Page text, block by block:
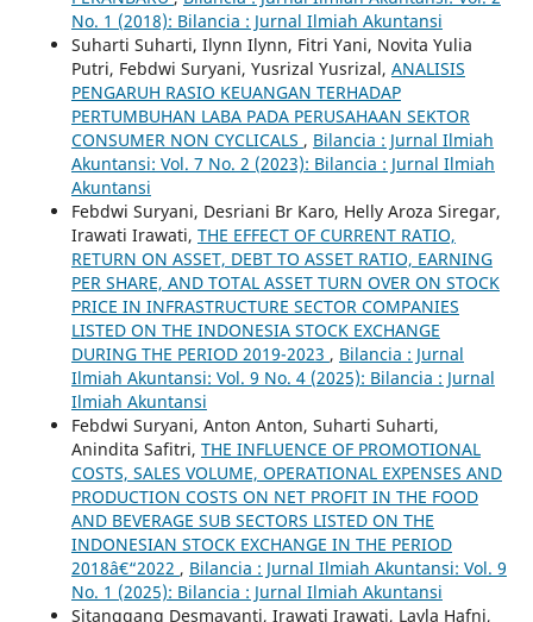
No. 1 (2018): Bilancia : Jurnal Ilmiah Akuntansi
Suharti Suharti, Ilynn Ilynn, Fitri Yani, Novita Yulia
Putri, Febdwi Suryani, Yusrizal Yusrizal, ANALISIS
PENGARUH RASIO KEUANGAN TERHADAP
PERTUMBUHAN LABA PADA PERUSAHAAN SEKTOR
CONSUMER NON CYCLICALS , Bilancia : Jurnal Ilmiah
Akuntansi: Vol. 7 No. 2 (2023): Bilancia : Jurnal Ilmiah
Akuntansi
Febdwi Suryani, Desriani Br Karo, Helly Aroza Siregar,
Irawati Irawati, THE EFFECT OF CURRENT RATIO,
RETURN ON ASSET, DEBT TO ASSET RATIO, EARNING
PER SHARE, AND TOTAL ASSET TURN OVER ON STOCK
PRICE IN INFRASTRUCTURE SECTOR COMPANIES
LISTED ON THE INDONESIA STOCK EXCHANGE
DURING THE PERIOD 2019-2023 , Bilancia : Jurnal
Ilmiah Akuntansi: Vol. 9 No. 4 (2025): Bilancia : Jurnal
Ilmiah Akuntansi
Febdwi Suryani, Anton Anton, Suharti Suharti,
Anindita Safitri, THE INFLUENCE OF PROMOTIONAL
COSTS, SALES VOLUME, OPERATIONAL EXPENSES AND
PRODUCTION COSTS ON NET PROFIT IN THE FOOD
AND BEVERAGE SUB SECTORS LISTED ON THE
INDONESIAN STOCK EXCHANGE IN THE PERIOD
2018â€“2022 , Bilancia : Jurnal Ilmiah Akuntansi: Vol. 9
No. 1 (2025): Bilancia : Jurnal Ilmiah Akuntansi
Sitanggang Desmayanti, Irawati Irawati, Layla Hafni,